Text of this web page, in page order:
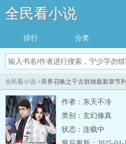
全民看小说
排行 分类
全民看小说 >异界召唤之千古群雄最新章节
作者：东天不冷
类别：玄幻修真
状态：连载中